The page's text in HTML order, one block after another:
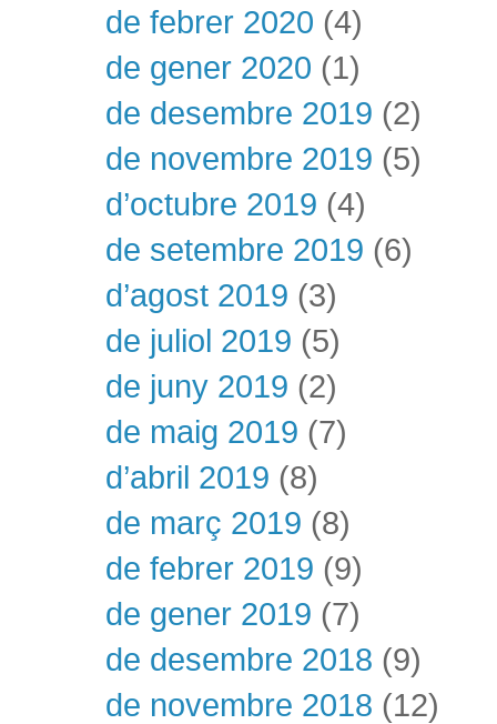
de febrer 2020 (4)
de gener 2020 (1)
de desembre 2019 (2)
de novembre 2019 (5)
d’octubre 2019 (4)
de setembre 2019 (6)
d’agost 2019 (3)
de juliol 2019 (5)
de juny 2019 (2)
de maig 2019 (7)
d’abril 2019 (8)
de març 2019 (8)
de febrer 2019 (9)
de gener 2019 (7)
de desembre 2018 (9)
de novembre 2018 (12)